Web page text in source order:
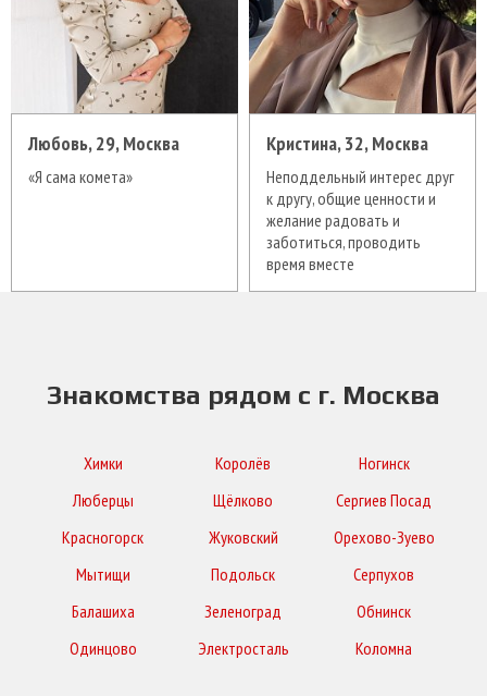
Любовь, 29, Москва
«Я сама комета»
Кристина, 32, Москва
Неподдельный интерес друг
к другу, общие ценности и
желание радовать и
заботиться, проводить
время вместе
Знакомства рядом с г. Москва
Химки
Люберцы
Красногорск
Мытищи
Балашиха
Одинцово
Королёв
Щёлково
Жуковский
Подольск
Зеленоград
Электросталь
Ногинск
Сергиев Посад
Орехово-Зуево
Серпухов
Обнинск
Коломна